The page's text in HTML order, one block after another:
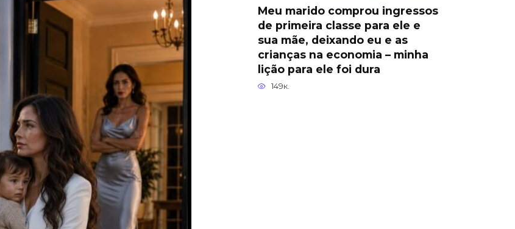
Meu marido comprou ingressos
de primeira classe para ele e
sua mãe, deixando eu e as
crianças na economia – minha
lição para ele foi dura
149к.